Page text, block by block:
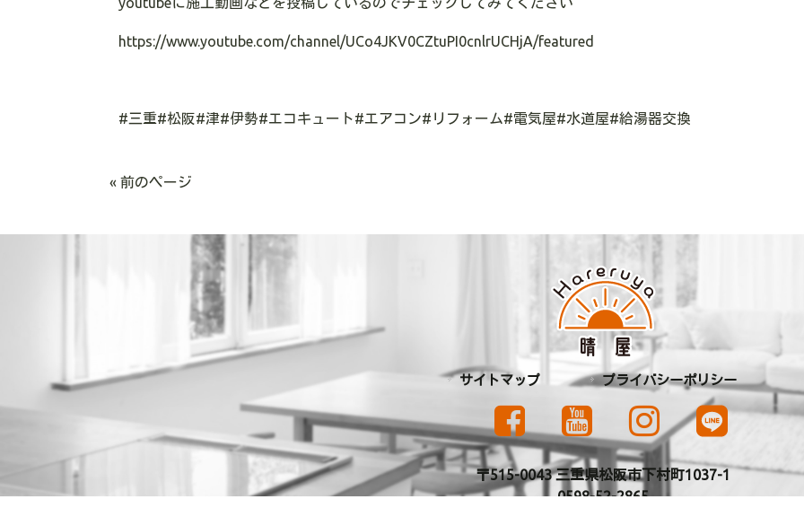
https://www.youtube.com/channel/UCo4JKV0CZtuPI0cnlrUCHjA/featured
#三重#松阪#津#伊勢#エコキュート#エアコン#リフォーム#電気屋#水道屋#給湯器交換
« 前のページ
サイトマップ プライバシーポリシー
〒515-0043 三重県松阪市下村町1037-1
0598-52-2865